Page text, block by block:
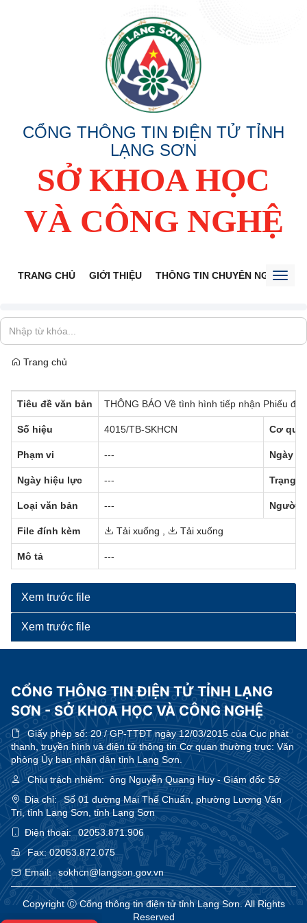
CỔNG THÔNG TIN ĐIỆN TỬ TỈNH
LẠNG SƠN
SỞ KHOA HỌC
VÀ CÔNG NGHỆ
TRANG CHỦ GIỚI THIỆU THÔNG TIN CHUYÊN NGÀNH
Trang chủ
Tiêu đề văn bản THÔNG BÁO Về tình hình tiếp nhận Phiếu
Số hiệu 4015/TB-SKHCN Cơ
Phạm vi --- Ngày
Ngày hiệu lực --- Trạng
Loại văn bản --- Người
File đính kèm Tải xuống Tải xuống
Mô tả ---
Xem trước file
Xem trước file
CỔNG THÔNG TIN ĐIỆN TỬ TỈNH LẠNG
SƠN - SỞ KHOA HỌC VÀ CÔNG NGHỆ
Giấy phép số:20 / GP-TTĐT ngày 12/03/2015 của Cục phát
thanh, truyền hình và điện tử thông tin Cơ quan thường trực: Văn
phòng Ủy ban nhân dân tỉnh Lạng Sơn.
Chịu trách nhiệm:ông Nguyễn Quang Huy - Giám đốc Sở
Địa chỉ:
Số 01 đường Mai Thế Chuẩn, phường Lương Văn
Tri, tỉnh Lạng Sơn, tỉnh Lạng Sơn
Điện thoại:
02053.871.906
Fax:02053.872.075
Email:
sokhcn@langson.gov.vn
Copyright Ⓒ Cổng thông tin điện tử tỉnh Lạng Sơn. All Rights
Reserved